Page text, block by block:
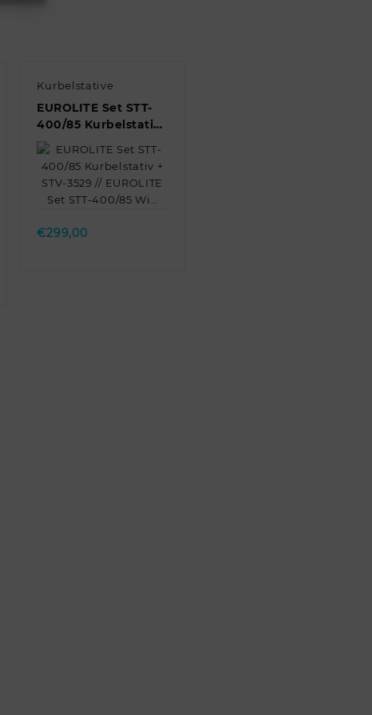
Kurbelstative
EUROLITE Set STT-
400/85 Kurbelstativ
+ STV-3529 //
EUROLITE Set STT-
400/85 Wi…
Quick view
€299,00